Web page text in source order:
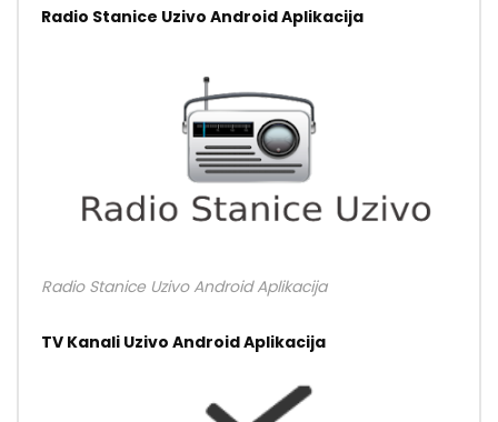
Radio Stanice Uzivo Android Aplikacija
Radio Stanice Uzivo Android Aplikacija
TV Kanali Uzivo Android Aplikacija